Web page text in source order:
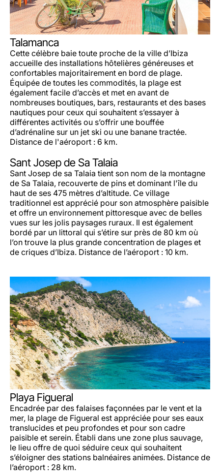
Talamanca
Cette célèbre baie toute proche de la ville d’Ibiza
accueille des installations hôtelières généreuses et
confortables majoritairement en bord de plage.
Équipée de toutes les commodités, la plage est
également facile d’accès et met en avant de
nombreuses boutiques, bars, restaurants et des bases
nautiques pour ceux qui souhaitent s’essayer à
différentes activités ou s’offrir une bouffée
d’adrénaline sur un jet ski ou une banane tractée.
Distance de l'aéroport : 6 km.
Sant Josep de Sa Talaia
Sant Josep de sa Talaia tient son nom de la montagne
de Sa Talaia, recouverte de pins et dominant l'île du
haut de ses 475 mètres d’altitude. Ce village
traditionnel est apprécié pour son atmosphère paisible
et offre un environnement pittoresque avec de belles
vues sur les jolis paysages ruraux. Il est également
bordé par un littoral qui s’étire sur près de 80 km où
l’on trouve la plus grande concentration de plages et
de criques d’Ibiza. Distance de l’aéroport : 10 km.
Playa Figueral
Encadrée par des falaises façonnées par le vent et la
mer, la plage de Figueral est appréciée pour ses eaux
translucides et peu profondes et pour son cadre
paisible et serein. Établi dans une zone plus sauvage,
le lieu offre de quoi séduire ceux qui souhaitent
s’éloigner des stations balnéaires animées. Distance de
l’aéroport : 28 km.